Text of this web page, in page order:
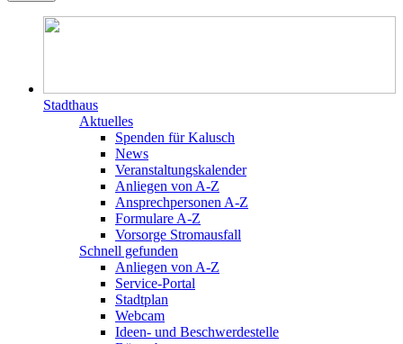
Stadthaus
Aktuelles
Spenden für Kalusch
News
Veranstaltungskalender
Anliegen von A-Z
Ansprechpersonen A-Z
Formulare A-Z
Vorsorge Stromausfall
Schnell gefunden
Anliegen von A-Z
Service-Portal
Stadtplan
Webcam
Ideen- und Beschwerdestelle